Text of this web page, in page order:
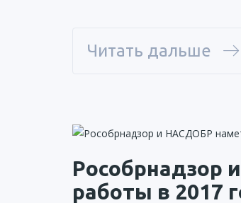
Читать дальше
Рособрнадзор
работы в 2017